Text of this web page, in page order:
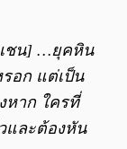
เชน] …ยุคหิน
อก แต่เป็น
หาก ใครที่
และต้องหัน